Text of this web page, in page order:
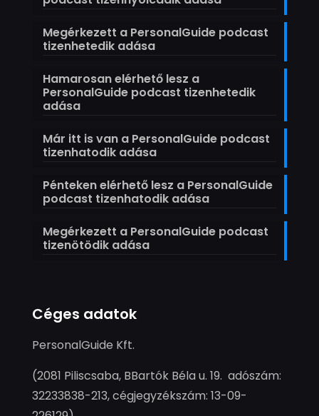
Megérkezett a PersonalGuide podcast
tizenhetedik adása
Hamarosan elérhető lesz a
PersonalGuide podcast tizenhetedik
adása
Már itt is van a PersonalGuide podcast
tizenhatodik adása
Pénteken elérhető lesz a PersonalGuide
podcast tizenhatodik adása
Megérkezett a PersonalGuide podcast
tizenötödik adása
Céges adatok
PersonalGuide Kft.
(2081 Piliscsaba, BBartók Béla u. 19. adószám:
32233838-213, cégjegyzékszám: 13-09-